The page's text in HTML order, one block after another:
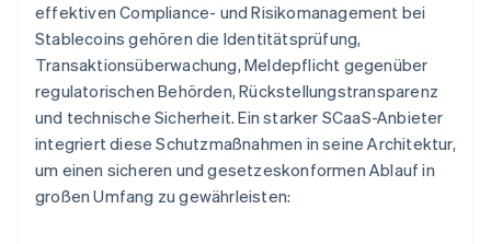
effektiven Compliance- und Risikomanagement bei
Stablecoins gehören die Identitätsprüfung,
Transaktionsüberwachung, Meldepflicht gegenüber
regulatorischen Behörden, Rückstellungstransparenz
und technische Sicherheit. Ein starker SCaaS-Anbieter
integriert diese Schutzmaßnahmen in seine Architektur,
um einen sicheren und gesetzeskonformen Ablauf in
großen Umfang zu gewährleisten: